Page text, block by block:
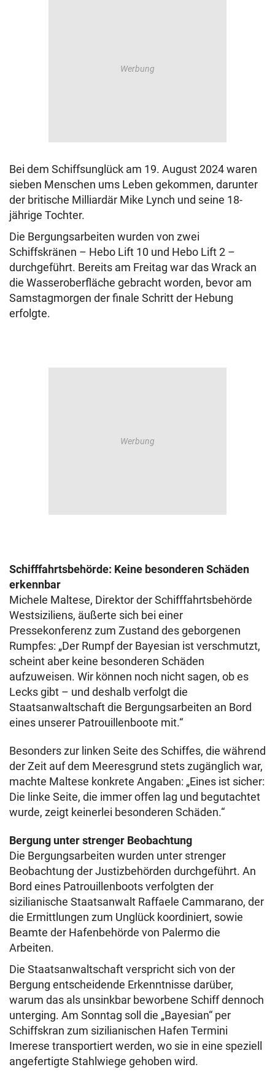
Bei dem Schiffsunglück am 19. August 2024 waren
sieben Menschen ums Leben gekommen, darunter
der britische Milliardär Mike Lynch und seine 18-
jährige Tochter.
Die Bergungsarbeiten wurden von zwei
Schiffskränen – Hebo Lift 10 und Hebo Lift 2 –
durchgeführt. Bereits am Freitag war das Wrack an
die Wasseroberfläche gebracht worden, bevor am
Samstagmorgen der finale Schritt der Hebung
erfolgte.
Schifffahrtsbehörde: Keine besonderen Schäden
erkennbar
Michele Maltese, Direktor der Schifffahrtsbehörde
Westsiziliens, äußerte sich bei einer
Pressekonferenz zum Zustand des geborgenen
Rumpfes: „Der Rumpf der Bayesian ist verschmutzt,
scheint aber keine besonderen Schäden
aufzuweisen. Wir können noch nicht sagen, ob es
Lecks gibt – und deshalb verfolgt die
Staatsanwaltschaft die Bergungsarbeiten an Bord
eines unserer Patrouillenboote mit.“
Besonders zur linken Seite des Schiffes, die während
der Zeit auf dem Meeresgrund stets zugänglich war,
machte Maltese konkrete Angaben: „Eines ist sicher:
Die linke Seite, die immer offen lag und begutachtet
wurde, zeigt keinerlei besonderen Schäden.“
Bergung unter strenger Beobachtung
Die Bergungsarbeiten wurden unter strenger
Beobachtung der Justizbehörden durchgeführt. An
Bord eines Patrouillenboots verfolgten der
sizilianische Staatsanwalt Raffaele Cammarano, der
die Ermittlungen zum Unglück koordiniert, sowie
Beamte der Hafenbehörde von Palermo die
Arbeiten.
Die Staatsanwaltschaft verspricht sich von der
Bergung entscheidende Erkenntnisse darüber,
warum das als unsinkbar beworbene Schiff dennoch
unterging. Am Sonntag soll die „Bayesian“ per
Schiffskran zum sizilianischen Hafen Termini
Imerese transportiert werden, wo sie in eine speziell
angefertigte Stahlwiege gehoben wird.